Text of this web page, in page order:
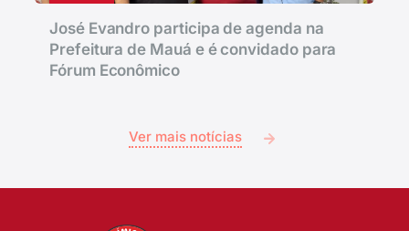
José Evandro participa de agenda na
Prefeitura de Mauá e é convidado para
Fórum Econômico
Ver mais notícias